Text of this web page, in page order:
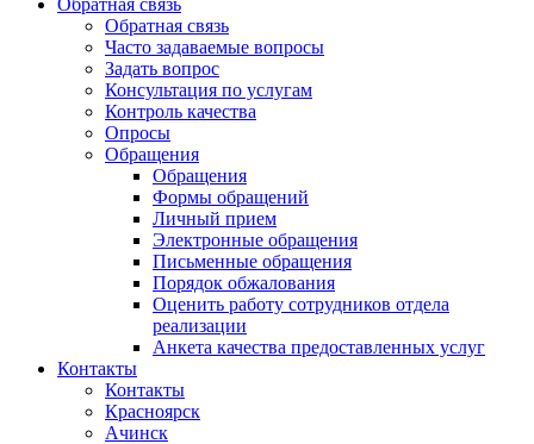
Обратная связь
Часто задаваемые вопросы
Задать вопрос
Консультация по услугам
Контроль качества
Опросы
Обращения
Обращения
Формы обращений
Личный прием
Электронные обращения
Письменные обращения
Порядок обжалования
Оценить работу сотрудников отдела
реализации
Анкета качества предоставленных услуг
Контакты
Контакты
Красноярск
Ачинск